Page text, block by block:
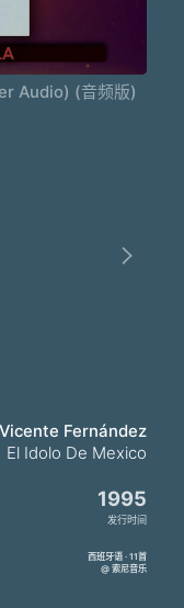
Audio) (音频版)
Vicente Fernández
El Idolo De Mexico
1995
发行时间
西班牙语 · 11首
@ 索尼音乐